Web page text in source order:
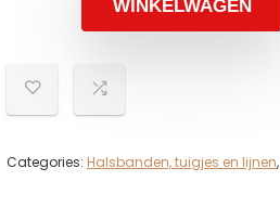
WINKELWAGEN
Categories: Halsbanden, tuigjes en lijnen,